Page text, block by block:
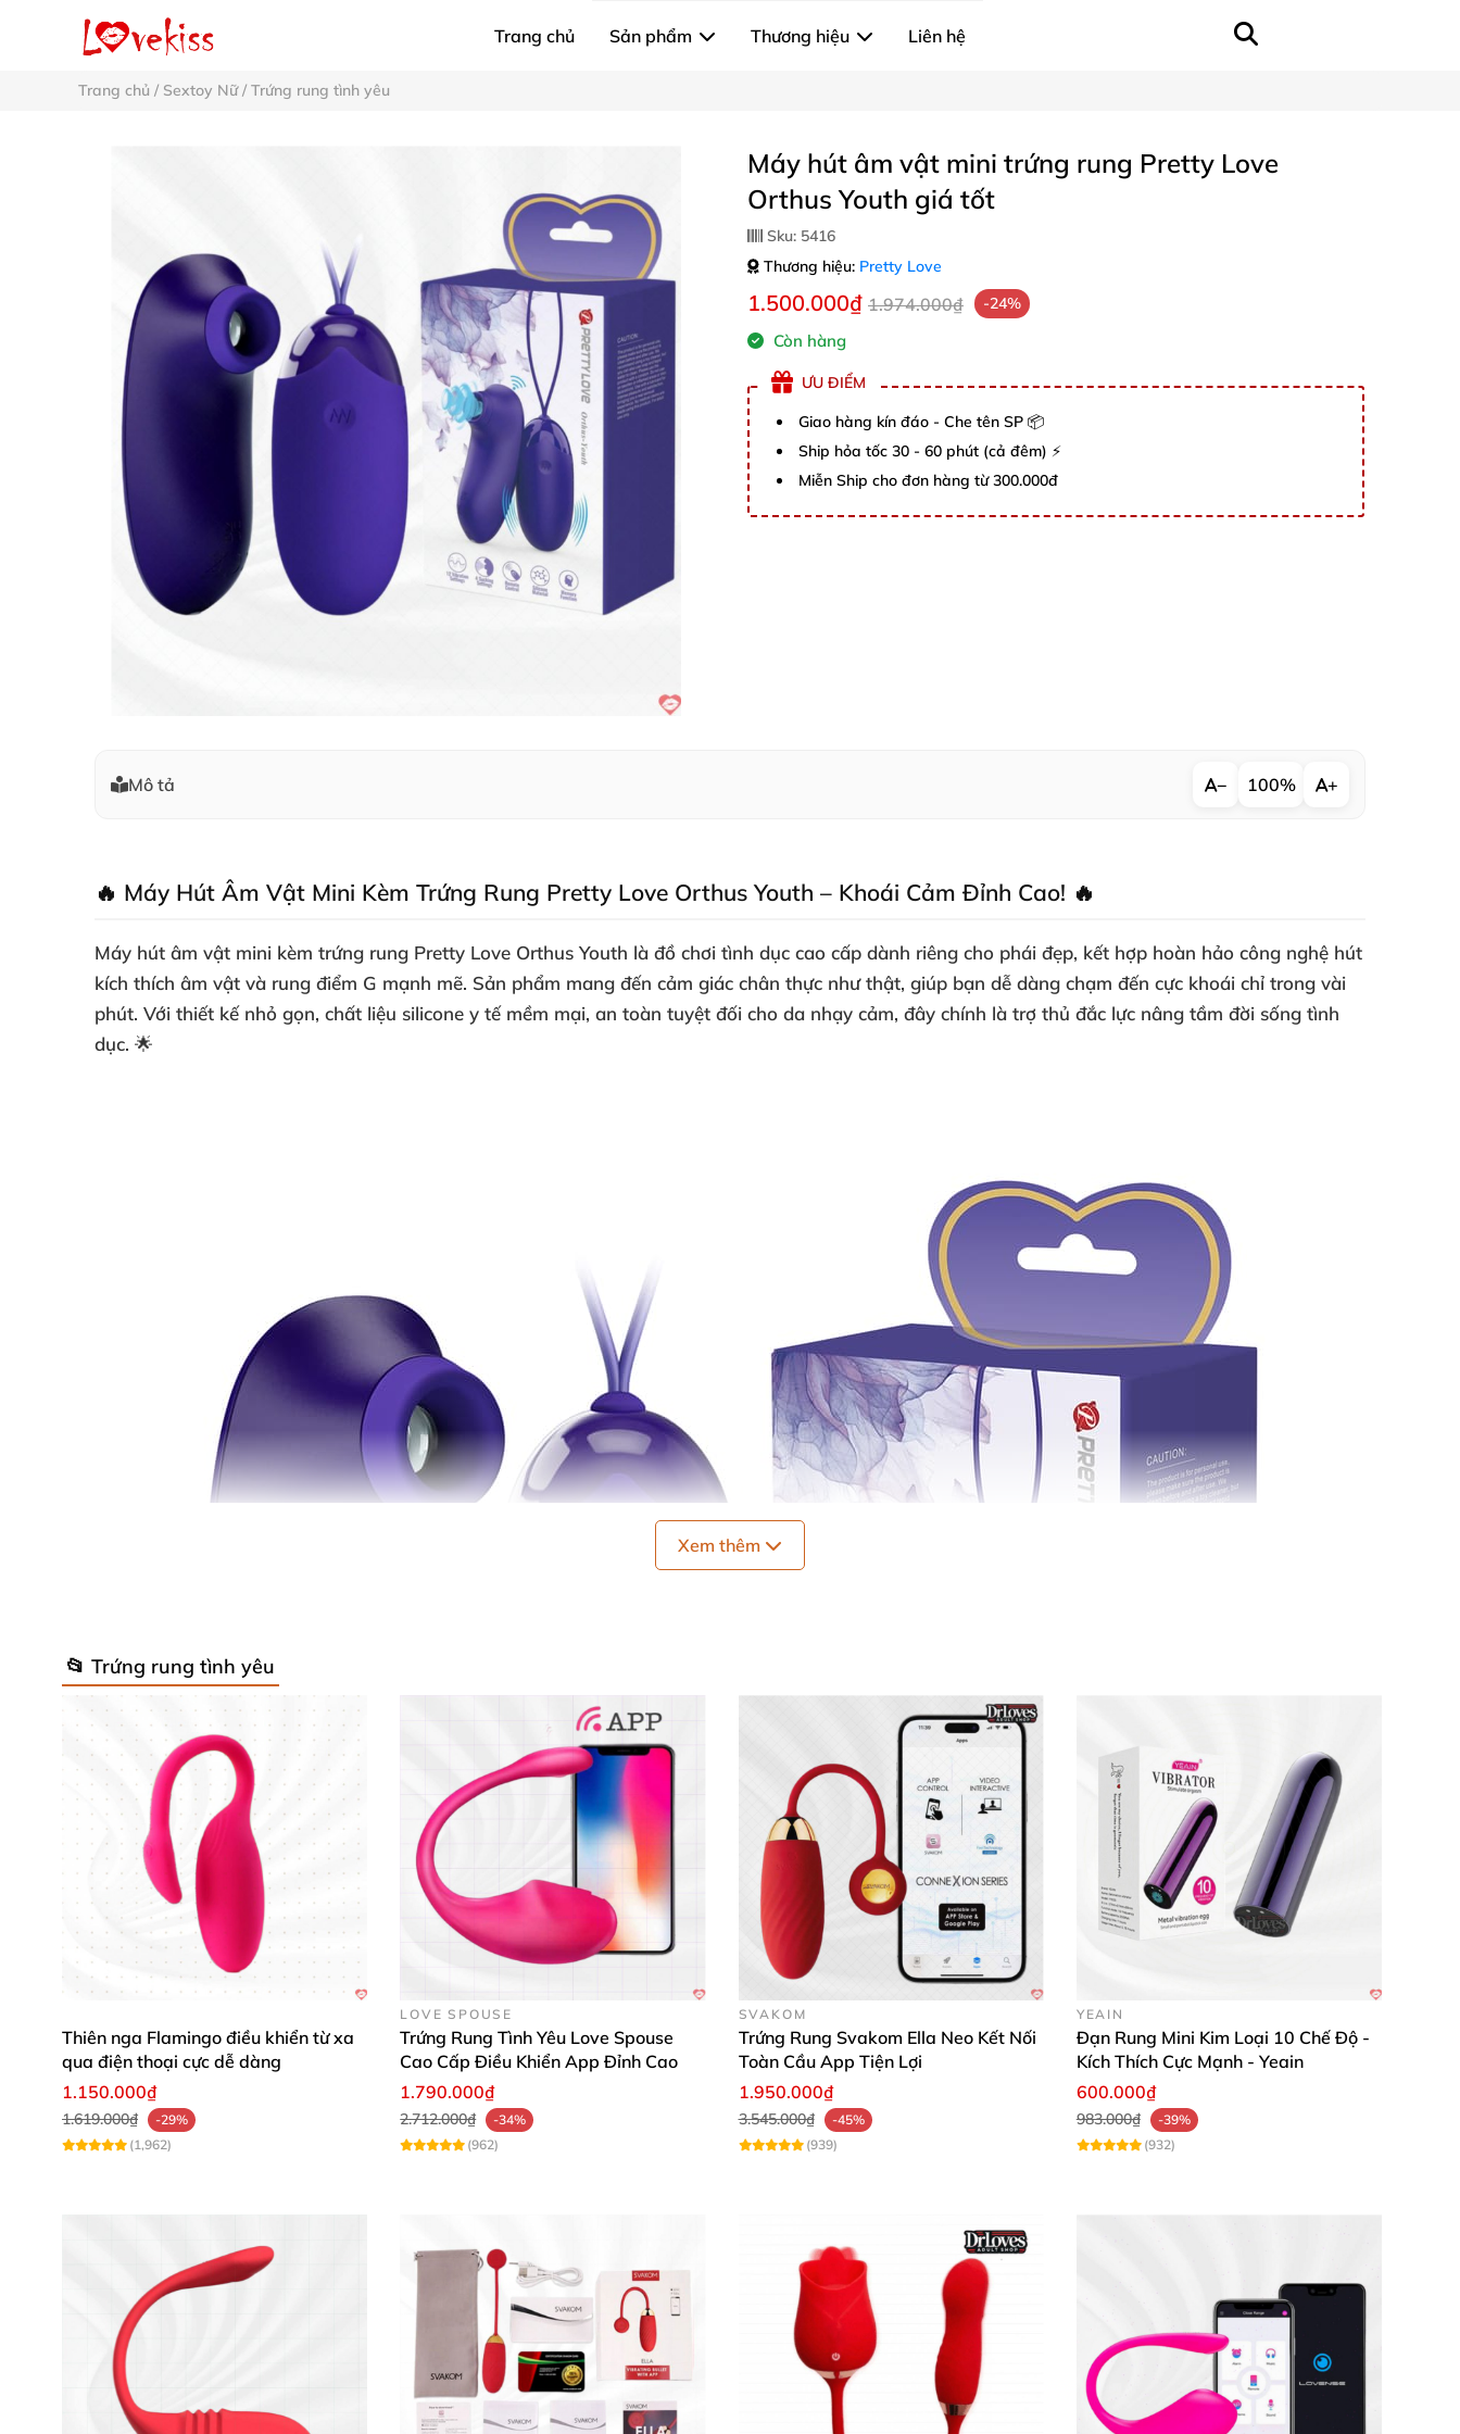
Trang chủ Sản phẩm Thương hiệu Liên hệ
Trang chủ / Sextoy Nữ/ Trứng rung tình yêu
Máy hút âm vật mini trứng rung Pretty Love
Orthus Youth giá tốt
Sku: 5416
Thương hiệu: Pretty Love
1.500.000₫ 1.974.000₫ -24%
Còn hàng
ƯU ĐIỂM
Giao hàng kín đáo - Che tên SP 📦
Ship hỏa tốc 30 - 60 phút (cả đêm) ⚡
Miễn Ship cho đơn hàng từ 300.000đ
Mô tả − 100% +
🔥 Máy Hút Âm Vật Mini Kèm Trứng Rung Pretty Love Orthus Youth – Khoái Cảm Đỉnh Cao! 🔥
Máy hút âm vật mini kèm trứng rung Pretty Love Orthus Youth là đồ chơi tình dục cao cấp dành riêng cho phái đẹp, kết hợp hoàn hảo công nghệ hút
kích thích âm vật và rung điểm G mạnh mẽ. Sản phẩm mang đến cảm giác chân thực như thật, giúp bạn dễ dàng chạm đến cực khoái chỉ trong vài
phút. Với thiết kế nhỏ gọn, chất liệu silicone y tế mềm mại, an toàn tuyệt đối cho da nhạy cảm, đây chính là trợ thủ đắc lực nâng tầm đời sống tình
dục. 🌟
Pretty Love Orthus Youth
nổi bật nhờ kiểu dáng linh hoạt, vừa vặn tay cầm, dễ mang theo du lịch hay sử dụng hàng ngày. Phần đầu hút hình tròn
ôm sát vùng kín, tạo lực hút chân không mô phỏng bú mút tự nhiên. Trứng rung mini dễ dàng đưa vào, kích thích sâu điểm G với sóng rung mạnh
mẽ, mang lại khoái cảm kép đầy phấn khích. 💦
📊 Thông Số Kỹ Thuật Nổi Bật Của Máy Hút Âm Vật Pretty Love Orthus Youth
Xem thêm
📂 Trứng rung tình yêu
Thiên nga Flamingo điều khiển từ xa
qua điện thoại cực dễ dàng
1.150.000₫
1.619.000₫
-29%
(1,962)
LOVE SPOUSE
Trứng Rung Tình Yêu Love Spouse
Cao Cấp Điều Khiển App Đỉnh Cao
1.790.000₫
2.712.000₫
-34%
(962)
SVAKOM
Trứng Rung Svakom Ella Neo Kết Nối
Toàn Cầu App Tiện Lợi
1.950.000₫
3.545.000₫
-45%
(939)
YEAIN
Đạn Rung Mini Kim Loại 10 Chế Độ -
Kích Thích Cực Mạnh - Yeain
600.000₫
983.000₫
-39%
(932)